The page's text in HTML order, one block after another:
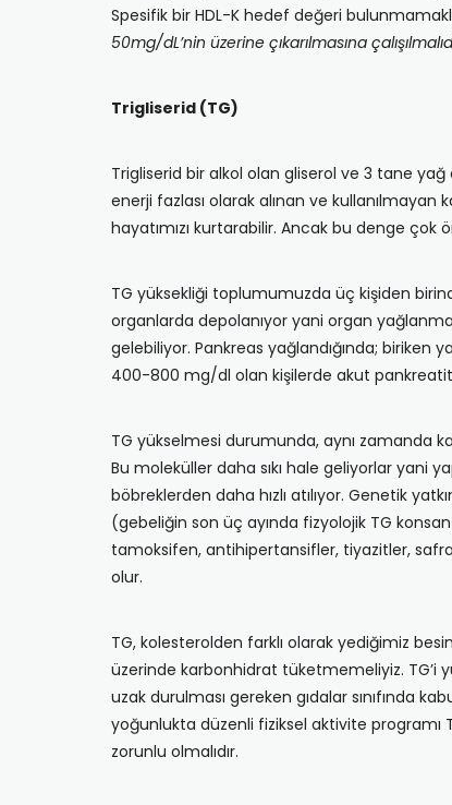
Spesifik bir HDL-K hedef değeri
50mg/dL’nin üzerine çıkarılmasına
Trigliserid (TG)
Trigliserid bir alkol olan gliserol ve 3 tane
enerji fazlası olarak alınan ve
hayatımızı kurtarabilir. Ancak bu denge çok
TG yüksekliği toplumumuzda üç kişiden
organlarda depolanıyor yani organ
gelebiliyor. Pankreas yağlandığında; biriken
400-800 mg/dl olan kişilerde akut pankreatit
TG yükselmesi durumunda, aynı zamanda
Bu moleküller daha sıkı hale geliyorlar yani
böbreklerden daha hızlı atılıyor. Genetik
(gebeliğin son üç ayında fizyolojik TG
tamoksifen, antihipertansifler, tiyazitler,
olur.
TG, kolesterolden farklı olarak yediğimiz
üzerinde karbonhidrat tüketmemeliyiz. TG’i
uzak durulması gereken gıdalar sınıfında
yoğunlukta düzenli fiziksel aktivite programı
zorunlu olmalıdır.